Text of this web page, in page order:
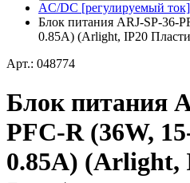
AC/DC [регулируемый ток]
Блок питания ARJ-SP-36-
0.85A) (Arlight, IP20
Арт.: 048774
Блок питания
PFC-R (36W,
0.85A) (Arlight,